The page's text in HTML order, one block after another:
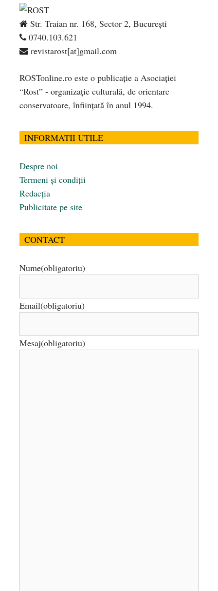
Str. Traian nr. 168, Sector 2, București
0740.103.621
revistarost[at]gmail.com
ROSTonline.ro este o publicaţie a Asociaţiei
“Rost” - organizaţie culturală, de orientare
conservatoare, înfiinţată în anul 1994.
INFORMATII UTILE
Despre noi
Termeni și condiții
Redacția
Publicitate pe site
CONTACT
Nume(obligatoriu)
Email(obligatoriu)
Mesaj(obligatoriu)